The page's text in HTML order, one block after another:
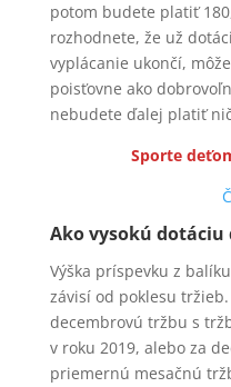
potom budete platiť
rozhodnete, že už
vyplácanie ukončí,
poisťovne ako
nebudete ďalej platiť
Sporte
Ako vysokú dotáciu
Výška príspevku z
závisí od poklesu
decembrovú tržbu s
v roku 2019, alebo za
priemernú mesačnú